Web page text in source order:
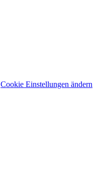
Cookie Einstellungen ändern